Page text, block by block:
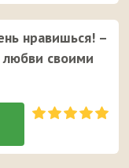
нравишься! –
любви своими